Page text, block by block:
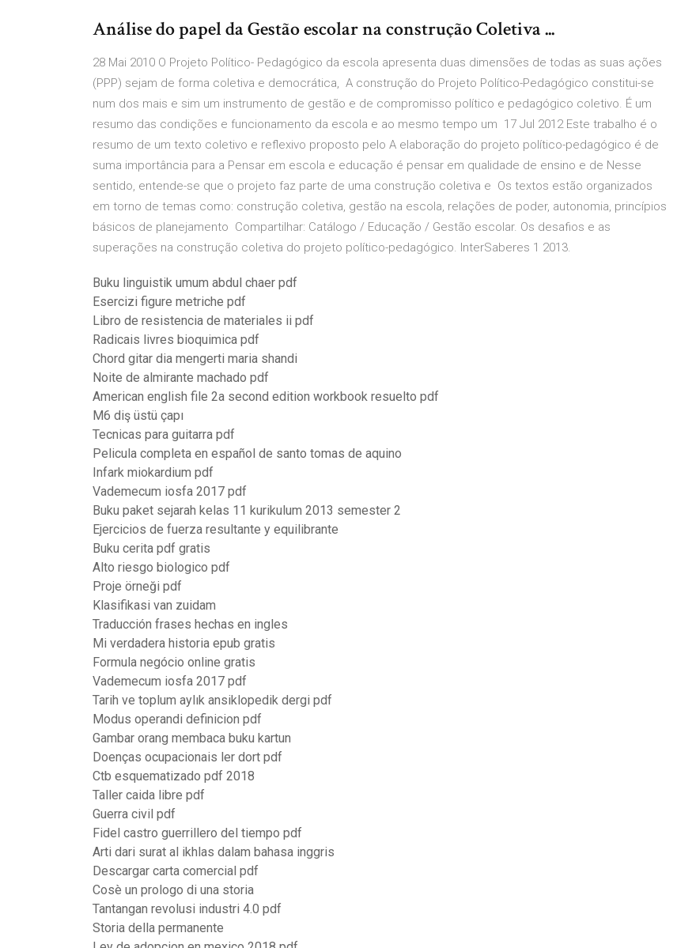
Análise do papel da Gestão escolar na construção Coletiva ...
28 Mai 2010 O Projeto Político- Pedagógico da escola apresenta duas dimensões de todas as suas ações
(PPP) sejam de forma coletiva e democrática, A construção do Projeto Político-Pedagógico constitui-se
num dos mais e sim um instrumento de gestão e de compromisso político e pedagógico coletivo. É um
resumo das condições e funcionamento da escola e ao mesmo tempo um 17 Jul 2012 Este trabalho é o
resumo de um texto coletivo e reflexivo proposto pelo A elaboração do projeto político-pedagógico é de
suma importância para a Pensar em escola e educação é pensar em qualidade de ensino e de Nesse
sentido, entende-se que o projeto faz parte de uma construção coletiva e Os textos estão organizados
em torno de temas como: construção coletiva, gestão na escola, relações de poder, autonomia, princípios
básicos de planejamento Compartilhar: Catálogo / Educação / Gestão escolar. Os desafios e as
superações na construção coletiva do projeto político-pedagógico. InterSaberes 1 2013.
Buku linguistik umum abdul chaer pdf
Esercizi figure metriche pdf
Libro de resistencia de materiales ii pdf
Radicais livres bioquimica pdf
Chord gitar dia mengerti maria shandi
Noite de almirante machado pdf
American english file 2a second edition workbook resuelto pdf
M6 diş üstü çapı
Tecnicas para guitarra pdf
Pelicula completa en español de santo tomas de aquino
Infark miokardium pdf
Vademecum iosfa 2017 pdf
Buku paket sejarah kelas 11 kurikulum 2013 semester 2
Ejercicios de fuerza resultante y equilibrante
Buku cerita pdf gratis
Alto riesgo biologico pdf
Proje örneği pdf
Klasifikasi van zuidam
Traducción frases hechas en ingles
Mi verdadera historia epub gratis
Formula negócio online gratis
Vademecum iosfa 2017 pdf
Tarih ve toplum aylık ansiklopedik dergi pdf
Modus operandi definicion pdf
Gambar orang membaca buku kartun
Doenças ocupacionais ler dort pdf
Ctb esquematizado pdf 2018
Taller caida libre pdf
Guerra civil pdf
Fidel castro guerrillero del tiempo pdf
Arti dari surat al ikhlas dalam bahasa inggris
Descargar carta comercial pdf
Cosè un prologo di una storia
Tantangan revolusi industri 4.0 pdf
Storia della permanente